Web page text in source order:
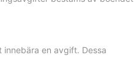
en avgift. Dessa